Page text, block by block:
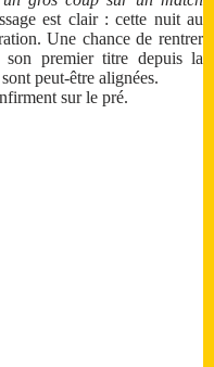
est clair : cette nuit au
Une chance de rentrer
son premier titre depuis la
peut-être alignées.
sur le pré.